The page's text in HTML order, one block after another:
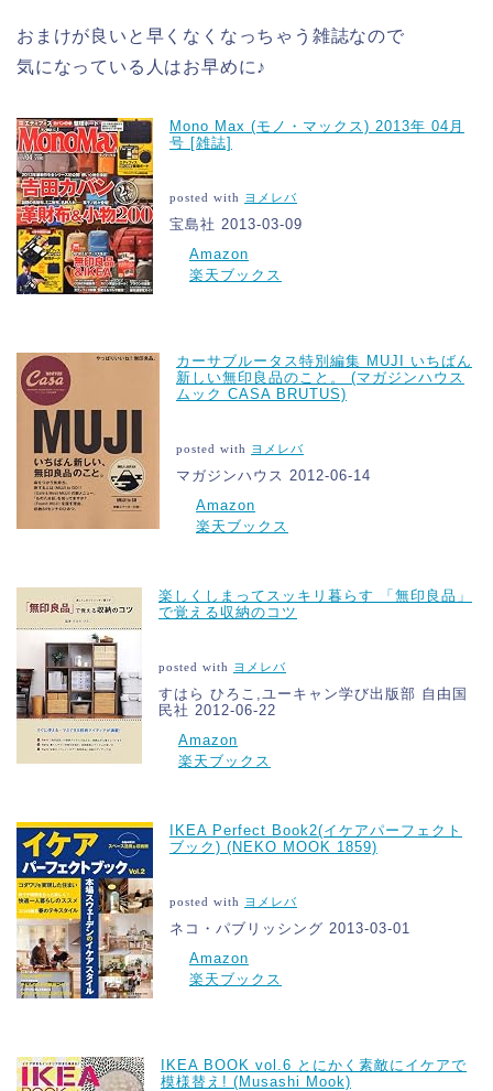
おまけが良いと早くなくなっちゃう雑誌なので
気になっている人はお早めに♪
Mono Max (モノ・マックス) 2013年 04月
号 [雑誌]
posted with ヨメレバ
宝島社 2013-03-09
Amazon
楽天ブックス
カーサブルータス特別編集 MUJI いちばん
新しい無印良品のこと。 (マガジンハウス
ムック CASA BRUTUS)
posted with ヨメレバ
マガジンハウス 2012-06-14
Amazon
楽天ブックス
楽しくしまってスッキリ暮らす 「無印良品」
で覚える収納のコツ
posted with ヨメレバ
すはら ひろこ,ユーキャン学び出版部 自由国
民社 2012-06-22
Amazon
楽天ブックス
IKEA Perfect Book2(イケアパーフェクト
ブック) (NEKO MOOK 1859)
posted with ヨメレバ
ネコ・パブリッシング 2013-03-01
Amazon
楽天ブックス
IKEA BOOK vol.6 とにかく素敵にイケアで
模様替え! (Musashi Mook)